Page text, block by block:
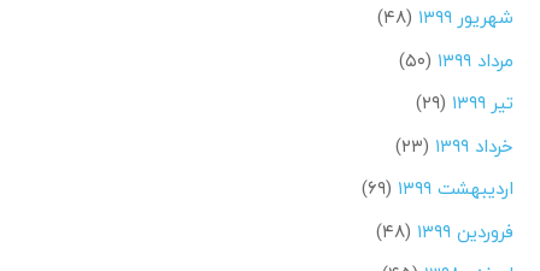
شهریور ۱۳۹۹
(۴۸)
مرداد ۱۳۹۹
(۵۰)
تیر ۱۳۹۹
(۲۹)
خرداد ۱۳۹۹
(۲۳)
اردیبهشت ۱۳۹۹
(۶۹)
فروردین ۱۳۹۹
(۴۸)